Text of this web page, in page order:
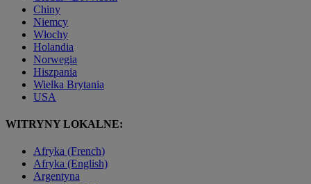
Chiny
Niemcy
Włochy
Holandia
Norwegia
Hiszpania
Wielka Brytania
USA
WITRYNY LOKALNE:
Afryka (French)
Afryka (English)
Argentyna